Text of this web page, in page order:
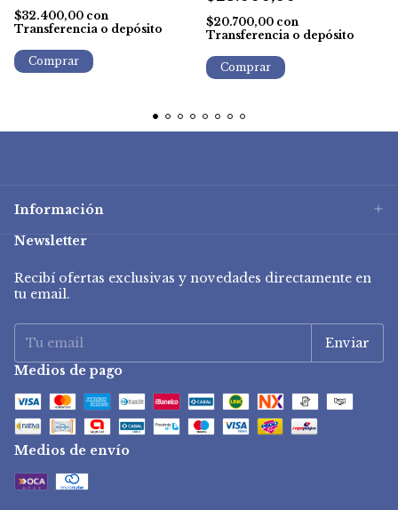
$32.400,00 con
Transferencia o depósito
$20.700,00 con
Transferencia o depósito
Información
Newsletter
Recibí ofertas exclusivas y novedades directamente en
tu email.
Medios de pago
Medios de envío